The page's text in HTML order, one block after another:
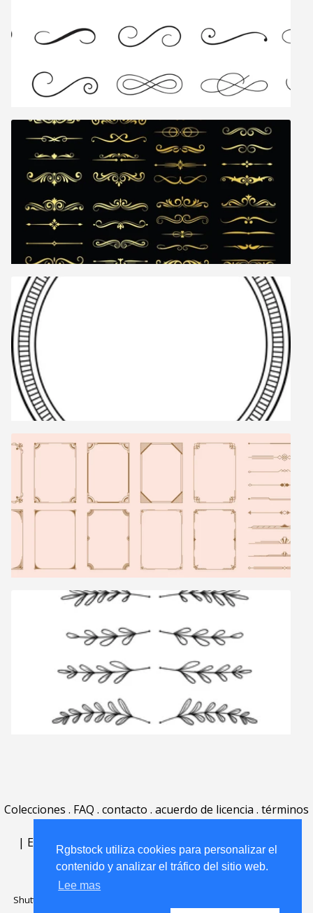
Rgbstock utiliza cookies para personalizar el
contenido y analizar el tráfico del sitio web.
Lee mas
Colecciones . FAQ . contacto . acuerdo de licencia . términos
| English | Deutsch| Español Português
Nederlands|
Shutterstock official partner of Rgbstock